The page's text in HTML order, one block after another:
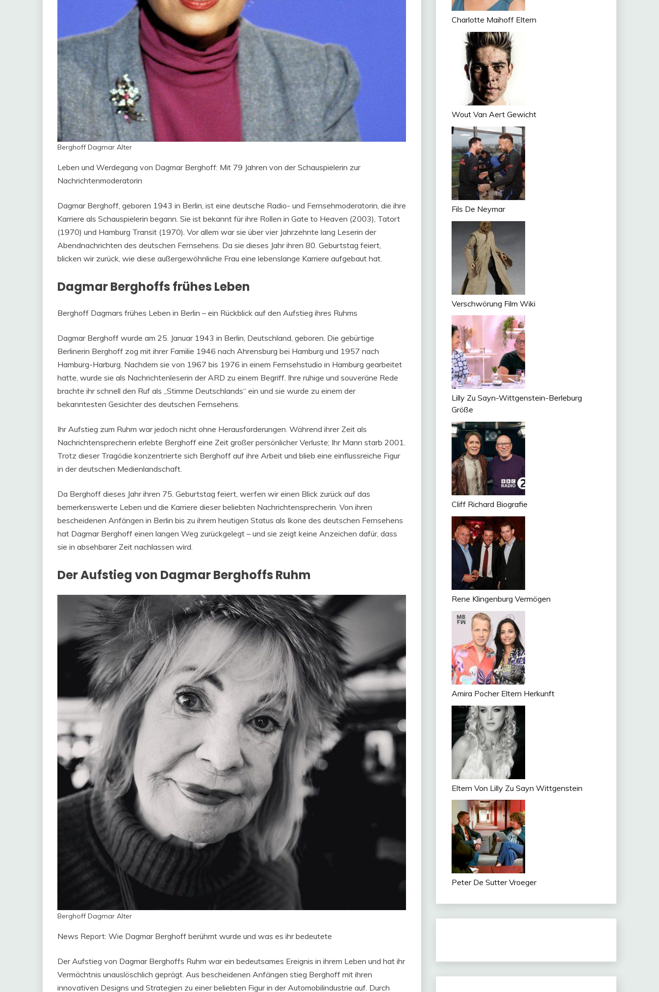
Berghoff Dagmar Alter
Leben und Werdegang von Dagmar Berghoff: Mit 79 Jahren von der Schauspielerin zur
Nachrichtenmoderatorin
Dagmar Berghoff, geboren 1943 in Berlin, ist eine deutsche Radio- und Fernsehmoderatorin, die ihre
Karriere als Schauspielerin begann. Sie ist bekannt für ihre Rollen in Gate to Heaven (2003), Tatort
(1970) und Hamburg Transit (1970). Vor allem war sie über vier Jahrzehnte lang Leserin der
Abendnachrichten des deutschen Fernsehens. Da sie dieses Jahr ihren 80. Geburtstag feiert,
blicken wir zurück, wie diese außergewöhnliche Frau eine lebenslange Karriere aufgebaut hat.
Dagmar Berghoffs frühes Leben
Berghoff Dagmars frühes Leben in Berlin – ein Rückblick auf den Aufstieg ihres Ruhms
Dagmar Berghoff wurde am 25. Januar 1943 in Berlin, Deutschland, geboren. Die gebürtige
Berlinerin Berghoff zog mit ihrer Familie 1946 nach Ahrensburg bei Hamburg und 1957 nach
Hamburg-Harburg. Nachdem sie von 1967 bis 1976 in einem Fernsehstudio in Hamburg gearbeitet
hatte, wurde sie als Nachrichtenleserin der ARD zu einem Begriff. Ihre ruhige und souveräne Rede
brachte ihr schnell den Ruf als „Stimme Deutschlands“ ein und sie wurde zu einem der
bekanntesten Gesichter des deutschen Fernsehens.
Ihr Aufstieg zum Ruhm war jedoch nicht ohne Herausforderungen. Während ihrer Zeit als
Nachrichtensprecherin erlebte Berghoff eine Zeit großer persönlicher Verluste; Ihr Mann starb 2001.
Trotz dieser Tragödie konzentrierte sich Berghoff auf ihre Arbeit und blieb eine einflussreiche Figur
in der deutschen Medienlandschaft.
Da Berghoff dieses Jahr ihren 75. Geburtstag feiert, werfen wir einen Blick zurück auf das
bemerkenswerte Leben und die Karriere dieser beliebten Nachrichtensprecherin. Von ihren
bescheidenen Anfängen in Berlin bis zu ihrem heutigen Status als Ikone des deutschen Fernsehens
hat Dagmar Berghoff einen langen Weg zurückgelegt – und sie zeigt keine Anzeichen dafür, dass
sie in absehbarer Zeit nachlassen wird.
Der Aufstieg von Dagmar Berghoffs Ruhm
Berghoff Dagmar Alter
News Report: Wie Dagmar Berghoff berühmt wurde und was es ihr bedeutete
Der Aufstieg von Dagmar Berghoffs Ruhm war ein bedeutsames Ereignis in ihrem Leben und hat ihr
Vermächtnis unauslöschlich geprägt. Aus bescheidenen Anfängen stieg Berghoff mit ihren
innovativen Designs und Strategien zu einer beliebten Figur in der Automobilindustrie auf. Durch
Charlotte Maihoff Eltern
Wout Van Aert Gewicht
Fils De Neymar
Verschwörung Film Wiki
Lilly Zu Sayn-Wittgenstein-Berleburg
Größe
Cliff Richard Biografie
Rene Klingenburg Vermögen
Amira Pocher Eltern Herkunft
Eltern Von Lilly Zu Sayn Wittgenstein
Peter De Sutter Vroeger